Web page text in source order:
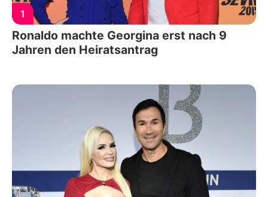
1
Ronaldo machte Georgina erst nach 9
Jahren den Heiratsantrag